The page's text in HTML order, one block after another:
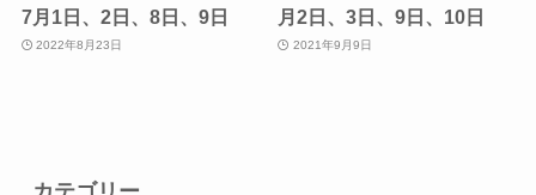
7月1日、2日、8日、9日
2022年8月23日
月2日、3日、9日、10日
2021年9月9日